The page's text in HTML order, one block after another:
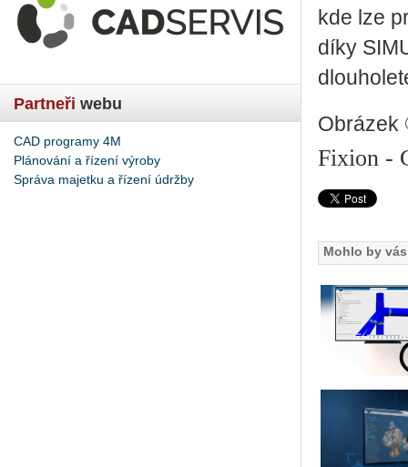
Partneři webu
CAD programy 4M
Plánování a řízení výroby
Správa majetku a řízení údržby
kde lze
díky
Obrázek
Fixion -
Mohlo by